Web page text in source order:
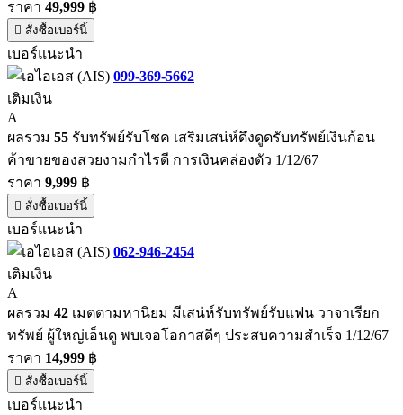
ราคา 49,999 ฿
สั่งซื้อเบอร์นี้
เบอร์แนะนำ
099-369-5662
เติมเงิน
A
ผลรวม 55 รับทรัพย์รับโชค เสริมเสน่ห์ดึงดูดรับทรัพย์เงินก้อน
ค้าขายของสวยงามกำไรดี การเงินคล่องตัว 1/12/67
ราคา 9,999 ฿
สั่งซื้อเบอร์นี้
เบอร์แนะนำ
062-946-2454
เติมเงิน
A+
ผลรวม 42 เมตตามหานิยม มีเสน่ห์รับทรัพย์รับแฟน วาจาเรียก
ทรัพย์ ผู้ใหญ่เอ็นดู พบเจอโอกาสดีๆ ประสบความสำเร็จ 1/12/67
ราคา 14,999 ฿
สั่งซื้อเบอร์นี้
เบอร์แนะนำ